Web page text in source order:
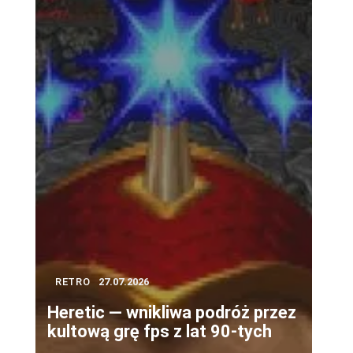
RETRO 27.07.2026
Heretic — wnikliwa podróż przez
kultową grę fps z lat 90-tych